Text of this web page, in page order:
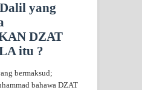
yang
DZAT
itu ?
bermaksud;
bahawa DZAT